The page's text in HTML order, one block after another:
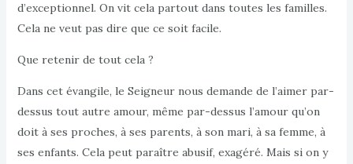
d’exceptionnel. On vit cela partout dans toutes les familles.
Cela ne veut pas dire que ce soit facile.
Que retenir de tout cela ?
Dans cet évangile, le Seigneur nous demande de l’aimer par-
dessus tout autre amour, même par-dessus l’amour qu’on
doit à ses proches, à ses parents, à son mari, à sa femme, à
ses enfants. Cela peut paraître abusif, exagéré. Mais si on y